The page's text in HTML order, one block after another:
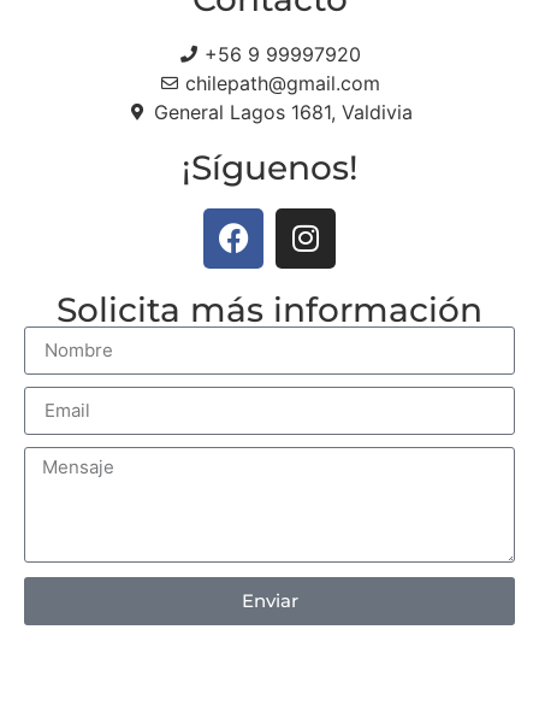
+56 9 99997920
chilepath@gmail.com
General Lagos 1681, Valdivia
¡Síguenos!
Solicita más información
Enviar